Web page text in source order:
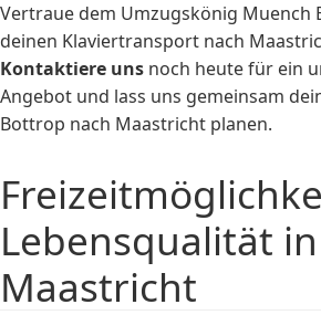
Vertraue dem Umzugskönig Muench
deinen Klaviertransport nach
Kontaktiere uns noch heute für ein
Angebot und lass uns gemeinsam
Bottrop nach Maastricht planen.
Lebensqualität in
Maastricht